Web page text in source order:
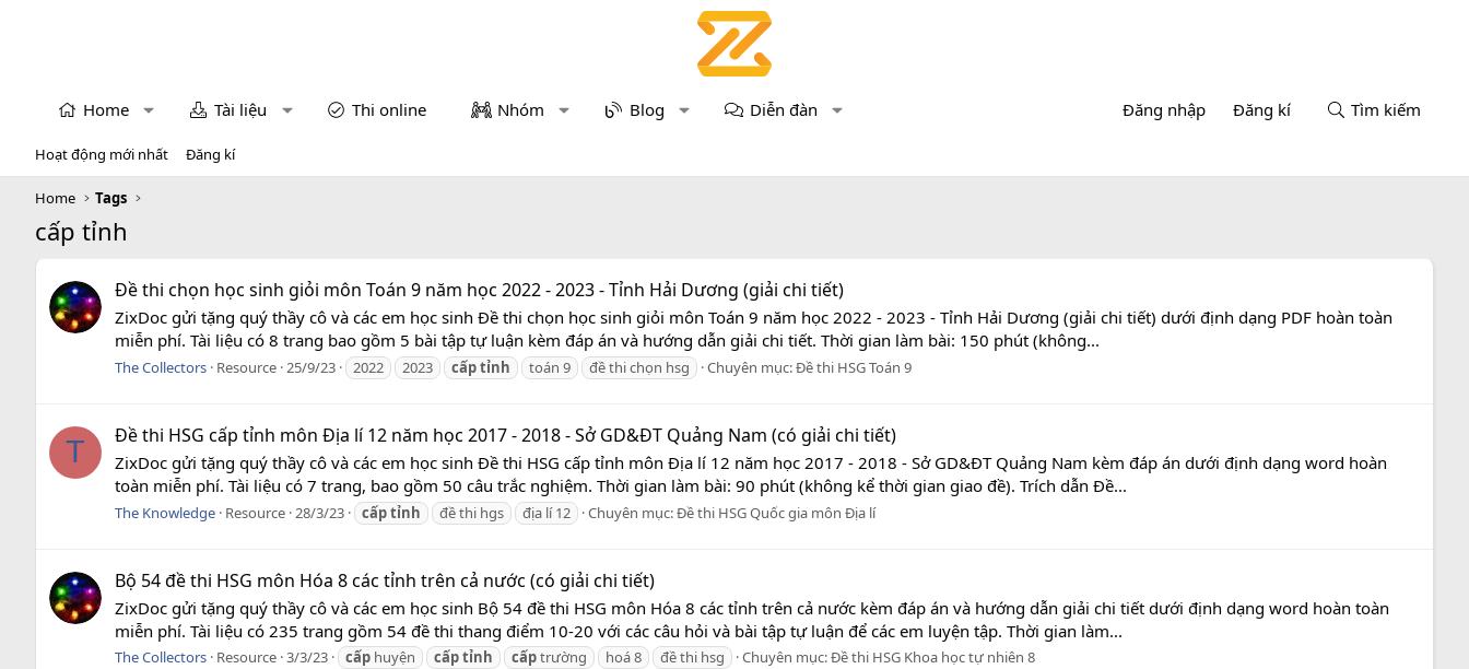
Home Tài liệu Thi online Nhóm Blog Diễn đàn Đăng nhập Đăng kí Tìm kiếm
Hoạt động mới nhất Đăng kí
Home Tags
cấp tỉnh
Đề thi chọn học sinh giỏi môn Toán 9 năm học 2022 - 2023 - Tỉnh Hải Dương (giải chi tiết)
ZixDoc gửi tặng quý thầy cô và các em học sinh Đề thi chọn học sinh giỏi môn Toán 9 năm học 2022 - 2023 - Tỉnh Hải Dương (giải chi tiết) dưới định dạng PDF hoàn toàn
miễn phí. Tài liệu có 8 trang bao gồm 5 bài tập tự luận kèm đáp án và hướng dẫn giải chi tiết. Thời gian làm bài: 150 phút (không...
The Collectors Resource 25/9/23 2022 2023 cấptỉnh toán 9 đề thi chọn hsg Chuyên mục:Đề thi HSG Toán 9
T Đề thi HSG cấp tỉnh môn Địa lí 12 năm học 2017 - 2018 - Sở GD&ĐT Quảng Nam (có giải chi tiết)
ZixDoc gửi tặng quý thầy cô và các em học sinh Đề thi HSG cấp tỉnh môn Địa lí 12 năm học 2017 - 2018 - Sở GD&ĐT Quảng Nam kèm đáp án dưới định dạng word hoàn
toàn miễn phí. Tài liệu có 7 trang, bao gồm 50 câu trắc nghiệm. Thời gian làm bài: 90 phút (không kể thời gian giao đề). Trích dẫn Đề...
The Knowledge Resource 28/3/23 cấptỉnh đề thi hgs địa lí 12 Chuyên mục:Đề thi HSG Quốc gia môn Địa lí
Bộ 54 đề thi HSG môn Hóa 8 các tỉnh trên cả nước (có giải chi tiết)
ZixDoc gửi tặng quý thầy cô và các em học sinh Bộ 54 đề thi HSG môn Hóa 8 các tỉnh trên cả nước kèm đáp án và hướng dẫn giải chi tiết dưới định dạng word hoàn toàn
miễn phí. Tài liệu có 235 trang gồm 54 đề thi thang điểm 10-20 với các câu hỏi và bài tập tự luận để các em luyện tập. Thời gian làm...
The Collectors Resource 3/3/23 cấp huyện cấptỉnh cấptrường hoá 8 đề thi hsg Chuyên mục:Đề thi HSG Khoa học tự nhiên 8